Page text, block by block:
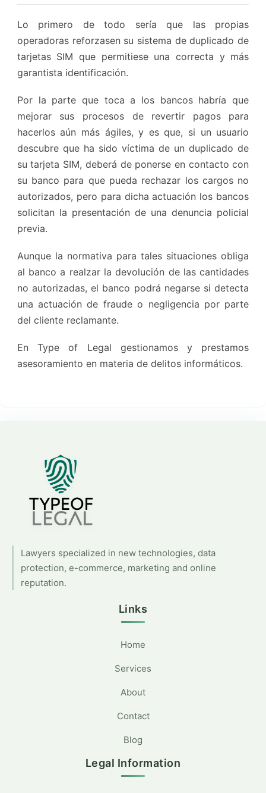
Lo primero de todo sería que las propias
operadoras reforzasen su sistema de duplicado de
tarjetas SIM que permitiese una correcta y más
garantista identificación.
Por la parte que toca a los bancos habría que
mejorar sus procesos de revertir pagos para
hacerlos aún más ágiles, y es que, si un usuario
descubre que ha sido víctima de un duplicado de
su tarjeta SIM, deberá de ponerse en contacto con
su banco para que pueda rechazar los cargos no
autorizados, pero para dicha actuación los bancos
solicitan la presentación de una denuncia policial
previa.
Aunque la normativa para tales situaciones obliga
al banco a realzar la devolución de las cantidades
no autorizadas, el banco podrá negarse si detecta
una actuación de fraude o negligencia por parte
del cliente reclamante.
En Type of Legal gestionamos y prestamos
asesoramiento en materia de delitos informáticos.
Lawyers specialized in new technologies, data
protection, e-commerce, marketing and online
reputation.
Links
Home
Services
About
Contact
Blog
Legal Information